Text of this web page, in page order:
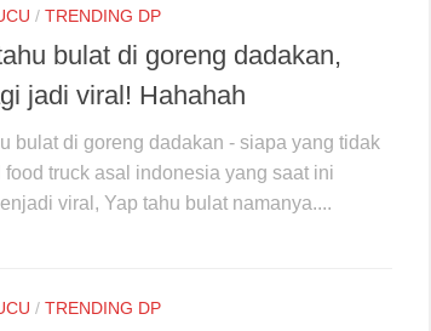
/ TRENDING DP
bulat di goreng dadakan,
jadi viral! Hahahah
bulat di goreng dadakan - siapa yang tidak
food truck asal indonesia yang saat ini
viral, Yap tahu bulat namanya....
/ TRENDING DP